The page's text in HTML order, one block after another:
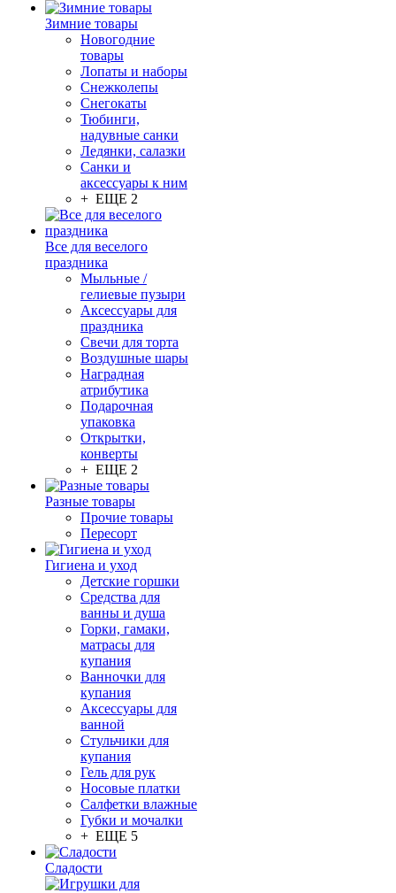
Зимние товары
Новогодние
товары
Лопаты и наборы
Снежколепы
Снегокаты
Тюбинги,
надувные санки
Ледянки, салазки
Санки и
аксессуары к ним
+ ЕЩЕ 2
Все для веселого
праздника
Мыльные /
гелиевые пузыри
Аксессуары для
праздника
Свечи для торта
Воздушные шары
Наградная
атрибутика
Подарочная
упаковка
Открытки,
конверты
+ ЕЩЕ 2
Разные товары
Прочие товары
Пересорт
Гигиена и уход
Детские горшки
Средства для
ванны и душа
Горки, гамаки,
матрасы для
купания
Ванночки для
купания
Аксессуары для
ванной
Стульчики для
купания
Гель для рук
Носовые платки
Салфетки влажные
Губки и мочалки
+ ЕЩЕ 5
Сладости